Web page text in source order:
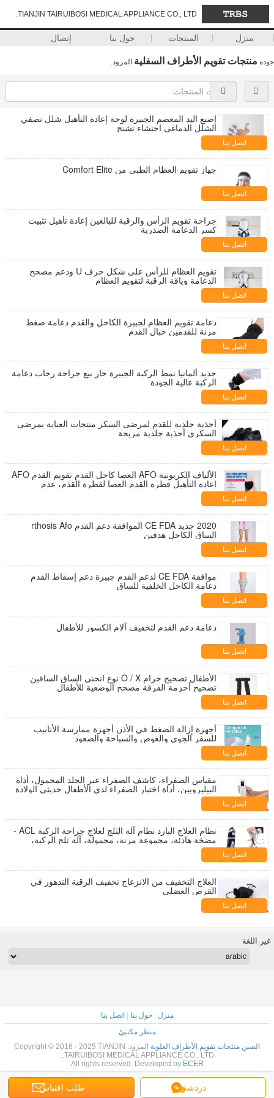
TIANJIN TAIRUIBOSI MEDICAL APPLIANCE CO., LTD.
منزل المنتجات حول بنا إتصال
جودة منتجات تقويم الأطراف السفلية المزود.
إصبع اليد المعصم الجبيرة لوحة إعادة التأهيل شلل نصفي
الشلل الدماغي احتشاء تشنج
اتصل بنا
جهاز تقويم العظام الطبي من Comfort Elite
اتصل بنا
جراحة تقويم الرأس والرقبة للبالغين إعادة تأهيل تثبيت
كسر الدعامة الصدرية
اتصل بنا
تقويم العظام للرأس على شكل حرف U ودعم مصحح
الدعامة وياقة الرقبة لتقويم العظام
اتصل بنا
دعامة تقويم العظام لجبيرة الكاحل والقدم دعامة ضغط
مرنة للقدمين حبال القدم
اتصل بنا
جديد ألمانيا نمط الركبة الجبيرة حار بيع جراحة رحاب دعامة
الركبة عالية الجودة
اتصل بنا
أحذية جلدية للقدم لمرضى السكر منتجات العناية بمرضى
السكري أحذية جلدية مريحة
اتصل بنا
الألياف الكربونية AFO العصا كاحل القدم تقويم القدم AFO
إعادة التأهيل قطرة القدم العصا لقطرة القدم، عدم
الاستقرار في الكاحل أو التشنج في الأطراف اتصل بنا
2020 جديد CE FDA الموافقة دعم القدم rthosis Afo
الساق الكاحل هدفين
اتصل بنا
موافقة CE FDA لدعم القدم جبيرة دعم إسقاط القدم
دعامة الكاحل الخلفية للساق
اتصل بنا
دعامة دعم القدم لتخفيف آلام الكسور للأطفال
اتصل بنا
الأطفال تصحيح حزام O / X نوع انحنى الساق الساقين
تصحيح أحزمة الفرقة مصحح الوضعية للأطفال
اتصل بنا
أجهزة إزالة الضغط في الأذن أجهزة ممارسة الأنابيب
للسفر الجوي والغوص والسباحة والصعود
اتصل بنا
مقياس الصفراء، كاشف الصفراء عبر الجلد المحمول، أداة
البيليروبين، أداة اختبار الصفراء لدى الأطفال حديثي الولادة
اتصل بنا
نظام العلاج البارد نظام آلة الثلج لعلاج جراحة الركبة ACL -
مضخة هادئة، مجموعة مرنة، محمولة، آلة ثلج الركبة،
مثالية للإصابات الرياضية، آلام الركبة، التوتر والصلابة،
التشنج اتصل بنا
العلاج التخفيف من الانزعاج تخفيف الرقبة التدهور في
القرص العضلي
اتصل بنا
دردشة طلب اقتباس
غير اللغة
منزل |حول بنا
اتصل بنا
منظر مكتبيّ
الصين منتجات تقويم الأطراف العلوية
المزود. Copyright © 2016 - 2025 TIANJIN
TAIRUIBOSI MEDICAL APPLIANCE CO., LTD..
All rights reserved. Developed by ECER